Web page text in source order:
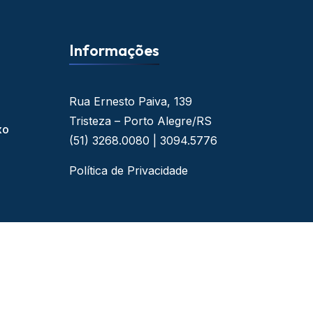
Informações
Rua Ernesto Paiva, 139
Tristeza – Porto Alegre/RS
(51) 3268.0080 | 3094.5776
Política de Privacidade